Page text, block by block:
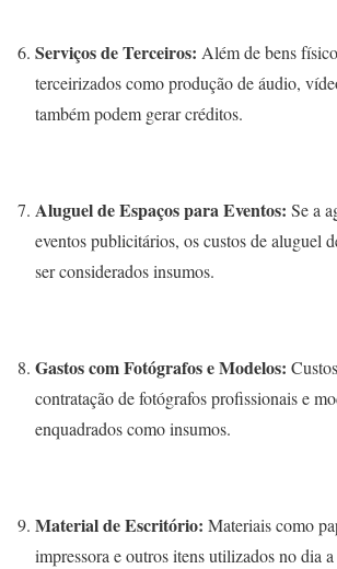
Serviços de Terceiros: Além de bens
terceirizados como produção de áudio,
também podem gerar créditos.
Aluguel de Espaços para Eventos: Se a
eventos publicitários, os custos de aluguel
ser considerados insumos.
Gastos com Fotógrafos e Modelos:
contratação de fotógrafos profissionais e
enquadrados como insumos.
Material de Escritório: Materiais como
impressora e outros itens utilizados no dia